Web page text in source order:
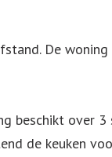
De
beschikt over 3
de keuken